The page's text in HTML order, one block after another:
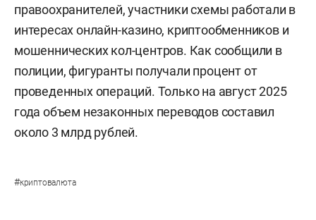
правоохранителей, участники схемы работали в
интересах онлайн-казино, криптообменников и
мошеннических кол-центров. Как сообщили в
полиции, фигуранты получали процент от
проведенных операций. Только на август 2025
года объем незаконных переводов составил
около 3 млрд рублей.
#криптовалюта